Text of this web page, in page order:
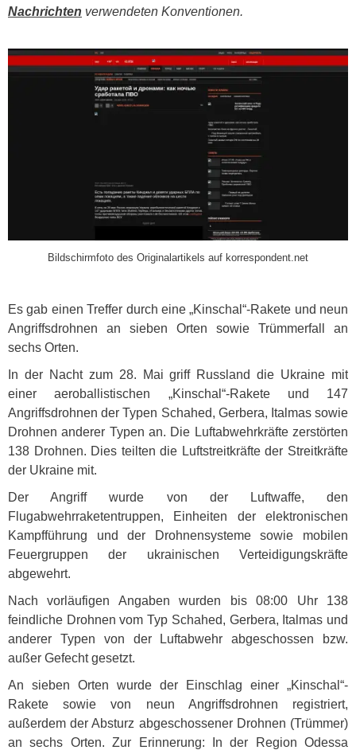
Nachrichten verwendeten Konventionen.
Bildschirmfoto des Originalartikels auf korrespondent.net
Es gab einen Treffer durch eine „Kinschal“-Rakete und neun
Angriffsdrohnen an sieben Orten sowie Trümmerfall an
sechs Orten.
In der Nacht zum 28. Mai griff Russland die Ukraine mit
einer aeroballistischen „Kinschal“-Rakete und 147
Angriffsdrohnen der Typen Schahed, Gerbera, Italmas sowie
Drohnen anderer Typen an. Die Luftabwehrkräfte zerstörten
138 Drohnen. Dies teilten die Luftstreitkräfte der Streitkräfte
der Ukraine mit.
Der Angriff wurde von der Luftwaffe, den
Flugabwehrraketentruppen, Einheiten der elektronischen
Kampfführung und der Drohnensysteme sowie mobilen
Feuergruppen der ukrainischen Verteidigungskräfte
abgewehrt.
Nach vorläufigen Angaben wurden bis 08:00 Uhr 138
feindliche Drohnen vom Typ Schahed, Gerbera, Italmas und
anderer Typen von der Luftabwehr abgeschossen bzw.
außer Gefecht gesetzt.
An sieben Orten wurde der Einschlag einer „Kinschal“-
Rakete sowie von neun Angriffsdrohnen registriert,
außerdem der Absturz abgeschossener Drohnen (Trümmer)
an sechs Orten. Zur Erinnerung: In der Region Odessa